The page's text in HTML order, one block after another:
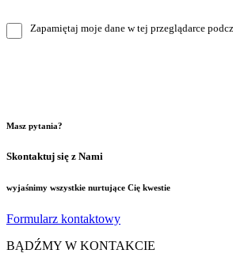
Zapamiętaj moje dane w tej przeglądarce
Masz pytania?
Skontaktuj się z Nami
wyjaśnimy wszystkie nurtujące Cię kwestie
Formularz kontaktowy
BĄDŹMY W KONTAKCIE